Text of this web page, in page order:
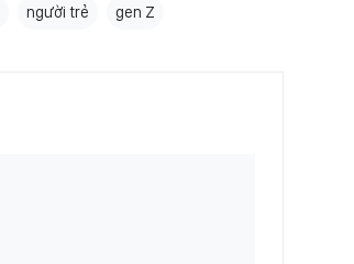
người trẻ gen Z